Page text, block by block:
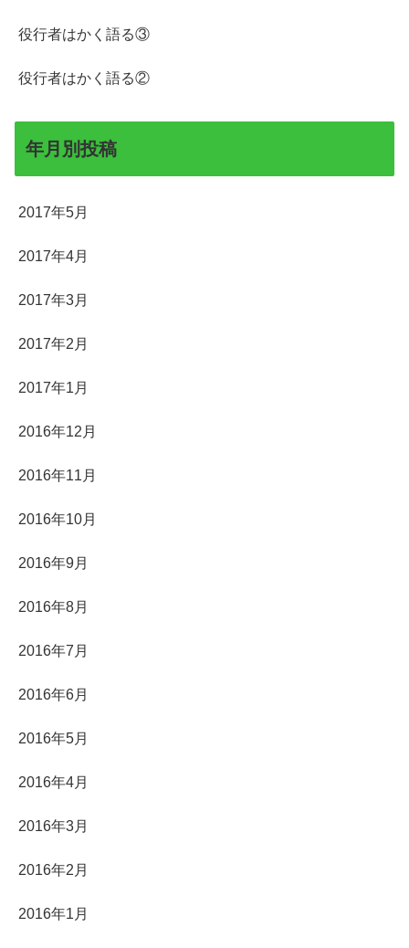
役行者はかく語る③
役行者はかく語る②
年月別投稿
2017年5月
2017年4月
2017年3月
2017年2月
2017年1月
2016年12月
2016年11月
2016年10月
2016年9月
2016年8月
2016年7月
2016年6月
2016年5月
2016年4月
2016年3月
2016年2月
2016年1月